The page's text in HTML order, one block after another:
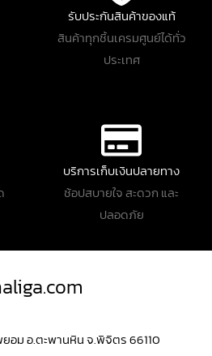
รับประกันสินค้าของแท้
สินค้าทุกชิ้นเครมศูนย์ได้ทั่ว
ประเทศ
บริการเก็บเงินปลายทาง
ช้อปสบายใจ สะดวก และ
ปลอดภัย
อม อ.ตะพานหิน จ.พิจิตร 66110